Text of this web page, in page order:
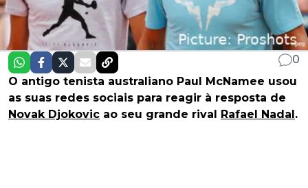
0
O antigo tenista australiano Paul McNamee usou
as suas redes sociais para reagir à resposta de
Novak Djokovic ao seu grande rival Rafael Nadal.